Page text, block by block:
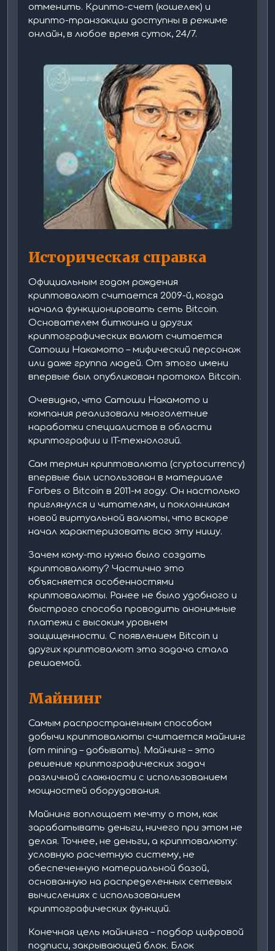
отменить. Крипто-счет (кошелек) и
крипто-транзакции доступны в режиме
онлайн, в любое время суток, 24/7.
Историческая справка
Официальным годом рождения
криптовалют считается 2009-й, когда
начала функционировать сеть Bitcoin.
Основателем биткоина и других
криптографических валют считается
Сатоши Накамото – мифический персонаж
или даже группа людей. От этого имени
впервые был опубликован протокол Bitcoin.
Очевидно, что Сатоши Накамото и
компания реализовали многолетние
наработки специалистов в области
криптографии и IT-технологий.
Сам термин криптовалюта (cryptocurrency)
впервые был использован в материале
Forbes о Bitcoin в 2011-м году. Он настолько
приглянулся и читателям, и поклонникам
новой виртуальной валюты, что вскоре
начал характеризовать всю эту нишу.
Зачем кому-то нужно было создать
криптовалюту? Частично это
объясняется особенностями
криптовалюты. Ранее не было удобного и
быстрого способа проводить анонимные
платежи с высоким уровнем
защищенности. С появлением Bitcoin и
других криптовалют эта задача стала
решаемой.
Майнинг
Самым распространенным способом
добычи криптовалюты считается майнинг
(от mining – добывать). Майнинг – это
решение криптографических задач
различной сложности с использованием
мощностей оборудования.
Майнинг воплощает мечту о том, как
зарабатывать деньги, ничего при этом не
делая. Точнее, не деньги, а криптовалюту:
условную расчетную систему, не
обеспеченную материальной базой,
основанную на распределенных сетевых
вычислениях с использованием
криптографических функций.
Конечная цель майнинга – подбор цифровой
подписи, закрывающей блок. Блок